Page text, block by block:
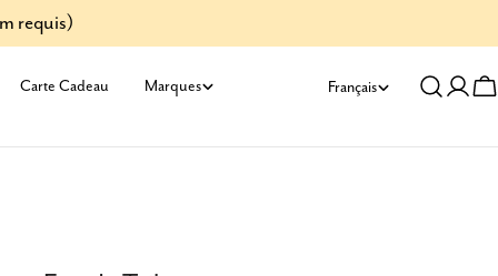
requis)
Carte Cadeau Marques
L
a
Français
Se